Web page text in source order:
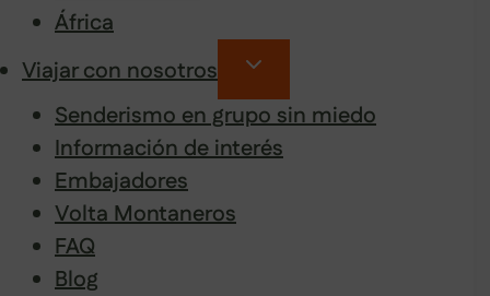
África
Viajar con nosotros
Senderismo en grupo sin miedo
Información de interés
Embajadores
Volta Montaneros
FAQ
Blog